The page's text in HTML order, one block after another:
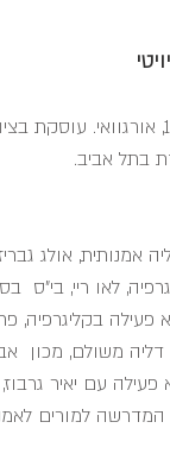
בתל אביב.